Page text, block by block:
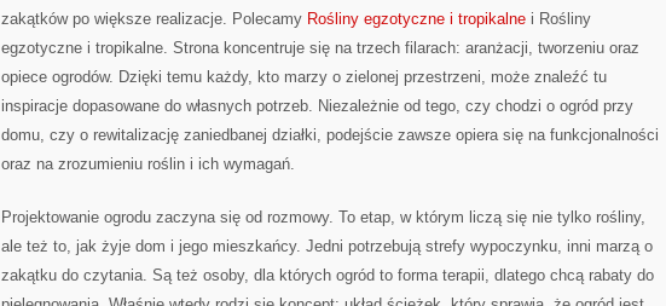
zakątków po większe realizacje. Polecamy Rośliny egzotyczne i tropikalne i Rośliny
egzotyczne i tropikalne. Strona koncentruje się na trzech filarach: aranżacji, tworzeniu oraz
opiece ogrodów. Dzięki temu każdy, kto marzy o zielonej przestrzeni, może znaleźć tu
inspiracje dopasowane do własnych potrzeb. Niezależnie od tego, czy chodzi o ogród przy
domu, czy o rewitalizację zaniedbanej działki, podejście zawsze opiera się na funkcjonalności
oraz na zrozumieniu roślin i ich wymagań.
Projektowanie ogrodu zaczyna się od rozmowy. To etap, w którym liczą się nie tylko rośliny,
ale też to, jak żyje dom i jego mieszkańcy. Jedni potrzebują strefy wypoczynku, inni marzą o
zakątku do czytania. Są też osoby, dla których ogród to forma terapii, dlatego chcą rabaty do